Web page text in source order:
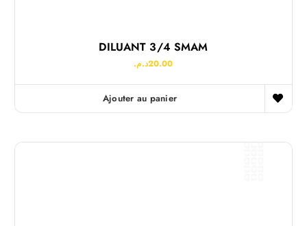
DILUANT 3/4 SMAM
20.00د.م.
Ajouter au panier